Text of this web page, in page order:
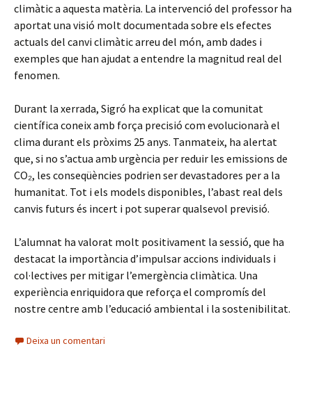
climàtic a aquesta matèria. La intervenció del professor ha
aportat una visió molt documentada sobre els efectes
actuals del canvi climàtic arreu del món, amb dades i
exemples que han ajudat a entendre la magnitud real del
fenomen.
Durant la xerrada, Sigró ha explicat que la comunitat
científica coneix amb força precisió com evolucionarà el
clima durant els pròxims 25 anys. Tanmateix, ha alertat
que, si no s’actua amb urgència per reduir les emissions de
CO₂, les conseqüències podrien ser devastadores per a la
humanitat. Tot i els models disponibles, l’abast real dels
canvis futurs és incert i pot superar qualsevol previsió.
L’alumnat ha valorat molt positivament la sessió, que ha
destacat la importància d’impulsar accions individuals i
col·lectives per mitigar l’emergència climàtica. Una
experiència enriquidora que reforça el compromís del
nostre centre amb l’educació ambiental i la sostenibilitat.
Deixa un comentari